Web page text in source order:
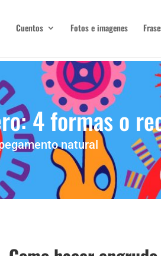
Cuentos Fotos e imagenes
4 formas o
natural